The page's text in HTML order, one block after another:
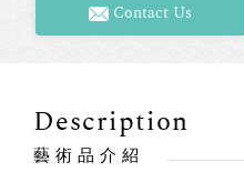
Contact Us
Description
藝術品介紹